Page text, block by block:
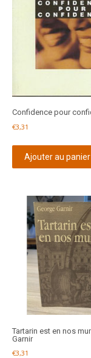
Confidence pour
€3,31
Ajouter au panier
Tartarin est en nos
Garnir
€3,31